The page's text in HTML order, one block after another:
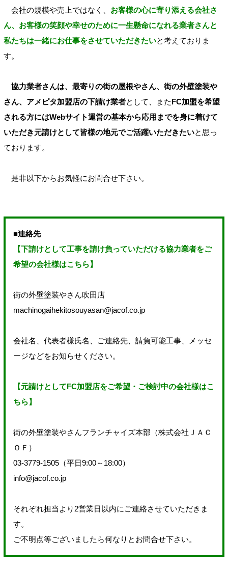
会社の規模や売上ではなく、 お客様の心に寄り添える会社さ
ん、お客様の笑顔や幸せのために一生懸命になれる業者さんと
私たちは一緒にお仕事をさせていただきたいと考えておりま
す。
協力業者さんは、最寄りの街の屋根やさん、街の外壁塗装や
さん、アメピタ加盟店の下請け業者として、またFC加盟を希望
される方にはWebサイト運営の基本から応用までを身に着けて
いただき元請けとして皆様の地元でご活躍いただきたいと思っ
ております。
是非以下からお気軽にお問合せ下さい。
■連絡先
【下請けとして工事を請け負っていただける協力業者をご
希望の会社様はこちら】
街の外壁塗装やさん吹田店
machinogaihekitosouyasan@jacof.co.jp
会社名、代表者様氏名、ご連絡先、請負可能工事、メッセ
ージなどをお知らせください。
【元請けとしてFC加盟店をご希望・ご検討中の会社様はこ
ちら】
街の外壁塗装やさんフランチャイズ本部（株式会社ＪＡＣ
ＯＦ）
03-3779-1505（平日9:00～18:00）
info@jacof.co.jp
それぞれ担当より2営業日以内にご連絡させていただきま
す。
ご不明点等ございましたら何なりとお問合せ下さい。